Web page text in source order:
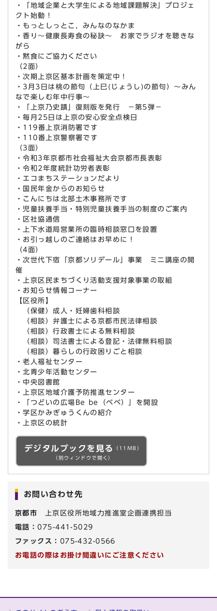
・「地域企業と大学生による地域課題解決」プロジェ
クト始動！
・もっとしっとこ，みんなのなかま
・香り～健康長寿食の秘訣～ お家でラジオを聴きな
がら
・黙食にご協力ください
（2面）
・次期上京区基本計画を策定中！
・3月3日は桃の節句（上巳(じょうし)の節句）～みん
なで楽しむ年中行事～
・「上京乃史蹟」復刻版を発行 －第5弾－
・毎月25日は上京の安心安全点検日
・119番上京消防署です
・110番上京警察署です
（3面）
・令和3年京都市社会福祉大会京都市長表彰
・令和2年度統計功労者表彰
・エコまちステーションだより
・国民年金からのお知らせ
・こんにちは北部土木事務所です
・児童扶養手当・特別児童扶養手当の制度のご案内
・区社協通信
・上下水道局営業所の臨時相談窓口を設置
・お引っ越しのご連絡はお早めに！
（4面）
・次世代下宿「京都ソリデール」事業 ミニ講座の開
催
・上京区民まちづくり活動支援対象事業の取組
・お知らせ情報コーナー
【区役所】
（保健）成人・妊婦歯科相談
（相談）弁護士による京都市民法律相談
（相談）行政書士による無料相談
（相談）司法書士による登記・法律無料相談
（相談）暮らしの行政困りごと相談
・老人福祉センター
・北青少年活動センター
・中央図書館
・上京区地域介護予防推進センター
・「つどいの広場Be be（ベベ）」を開設
・学区かみぎゅうくんの紹介
・上京区の統計
デジタルブックを見る
（11MB）
（別ウィンドウで開く）
お問い合わせ先
京都市 上京区役所地域力推進室企画連携担当
電話：075-441-5029
ファックス： 075-432-0566
お電話の際はお掛け間違いにご注意ください